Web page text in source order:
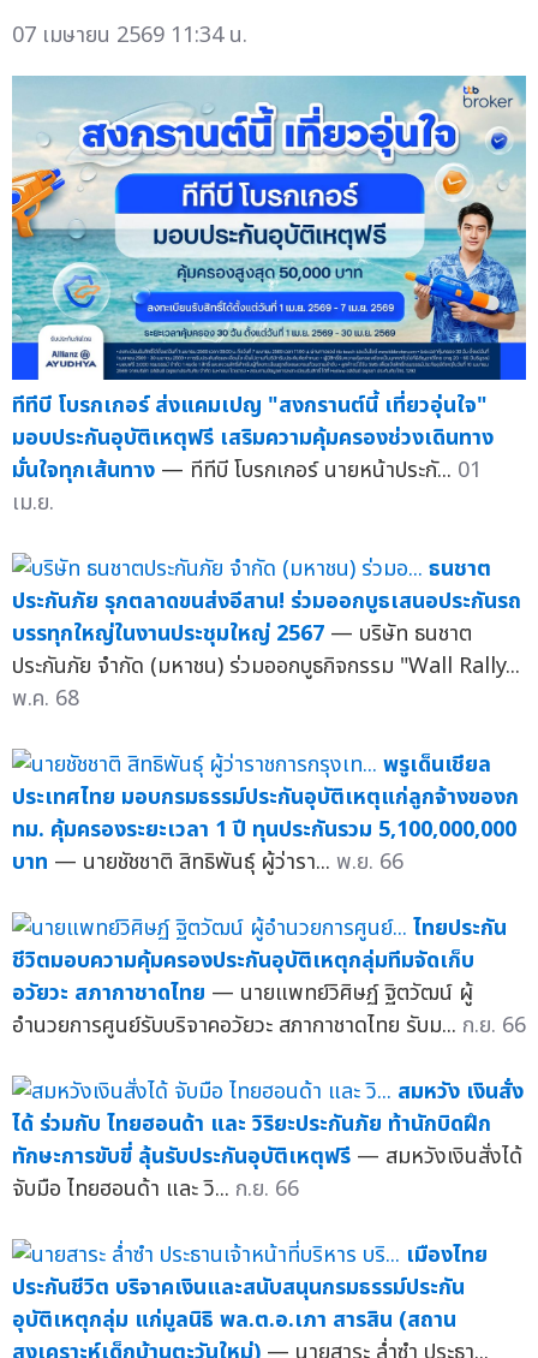
07 เมษายน 2569 11:34 น.
ทีทีบี โบรกเกอร์ ส่งแคมเปญ "สงกรานต์นี้ เที่ยวอุ่นใจ"
มอบประกันอุบัติเหตุฟรี เสริมความคุ้มครองช่วงเดินทาง
มั่นใจทุกเส้นทาง — ทีทีบี โบรกเกอร์ นายหน้าประกั... 01
เม.ย.
ธนชาต
ประกันภัย รุกตลาดขนส่งอีสาน! ร่วมออกบูธเสนอประกันรถ
บรรทุกใหญ่ในงานประชุมใหญ่ 2567 — บริษัท ธนชาต
ประกันภัย จำกัด (มหาชน) ร่วมออกบูธกิจกรรม "Wall Rally...
พ.ค. 68
พรูเด็นเชียล
ประเทศไทย มอบกรมธรรม์ประกันอุบัติเหตุแก่ลูกจ้างของก
ทม. คุ้มครองระยะเวลา 1 ปี ทุนประกันรวม 5,100,000,000
บาท — นายชัชชาติ สิทธิพันธุ์ ผู้ว่ารา... พ.ย. 66
ไทยประกัน
ชีวิตมอบความคุ้มครองประกันอุบัติเหตุกลุ่มทีมจัดเก็บ
อวัยวะ สภากาชาดไทย — นายแพทย์วิศิษฏ์ ฐิตวัฒน์ ผู้
อำนวยการศูนย์รับบริจาคอวัยวะ สภากาชาดไทย รับม... ก.ย. 66
สมหวัง เงินสั่ง
ได้ ร่วมกับ ไทยฮอนด้า และ วิริยะประกันภัย ท้านักบิดฝึก
ทักษะการขับขี่ ลุ้นรับประกันอุบัติเหตุฟรี — สมหวังเงินสั่งได้
จับมือ ไทยฮอนด้า และ วิ... ก.ย. 66
เมืองไทย
ประกันชีวิต บริจาคเงินและสนับสนุนกรมธรรม์ประกัน
อุบัติเหตุกลุ่ม แก่มูลนิธิ พล.ต.อ.เภา สารสิน (สถาน